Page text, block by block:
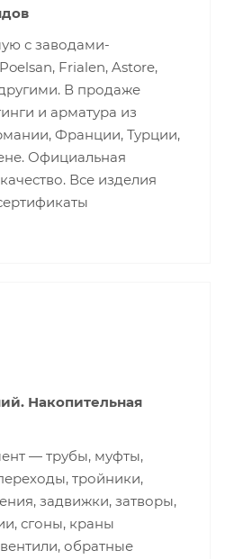
с заводами-
Frialen, Astore,
В продаже
и арматура из
Франции, Турции,
Официальная
Все изделия
Накопительная
— трубы, муфты,
тройники,
задвижки, затворы,
сгоны, краны
обратные